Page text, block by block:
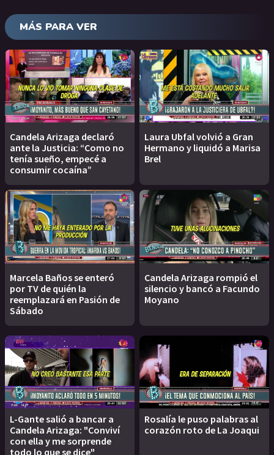
MÁS PARA VER
Candela Arizaga declaró
ante la Justicia: “Como no
tenía sueño, empecé a
consumir cocaína”
Laura Ubfal volvió a Gran
Hermano y liquidó a Marisa
Brel
Marcela Baños se enteró
por TV de quién la
reemplazará en Pasión de
Sábado
Candela Arizaga rompió el
silencio y bancó a Facundo
Moyano
L-Gante salió a bancar a
Candela Arizaga: "Conviví
con ella y me sorprende
todo lo que se dice"
Rosalía le puso palabras al
corazón roto de La Joaqui